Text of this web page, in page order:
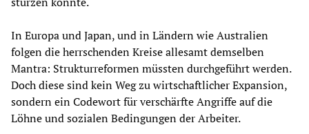
In Europa und Japan, und in Ländern wie Australien
folgen die herrschenden Kreise allesamt demselben
Mantra: Strukturreformen müssten durchgeführt werden.
Doch diese sind kein Weg zu wirtschaftlicher Expansion,
sondern ein Codewort für verschärfte Angriffe auf die
Löhne und sozialen Bedingungen der Arbeiter.